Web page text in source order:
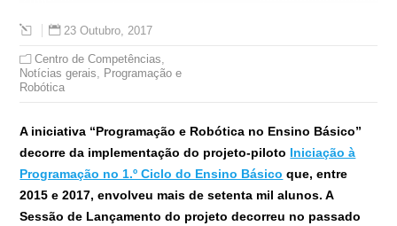
23 Outubro, 2017
Centro de Competências
Notícias gerais
Programação e
Robótica
A iniciativa “Programação e Robótica no Ensino Básico”
decorre da implementação do projeto-piloto Iniciação à
Programação no 1.º Ciclo do Ensino Básico que, entre
2015 e 2017, envolveu mais de setenta mil alunos. A
Sessão de Lançamento do projeto decorreu no passado